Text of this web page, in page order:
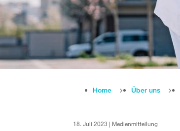
Home Über uns
18. Juli 2023 | Medienmitteilung